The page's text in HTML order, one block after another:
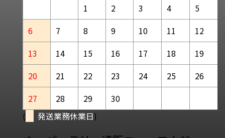
1 2 3 4
5
6
7 8 9 10 11
12
13
14 15 16 17 18
19
20
21 22 23 24 25
26
27
28 29
30
(
発送業務休業日)